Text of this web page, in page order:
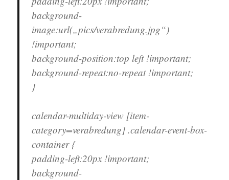
background-
image:url(„pics/verabredung.jpg“)
!important;
background-position:top left !important;
background-repeat:no-repeat !important;
}
calendar-multiday-view [item-
category=verabredung] .calendar-event-box-
container {
padding-left:20px !important;
background-